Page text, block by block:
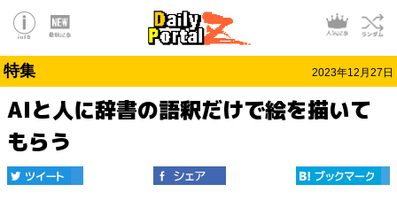
特集 2023年12月27日
AIと人に辞書の語釈だけで絵を描いて
もらう